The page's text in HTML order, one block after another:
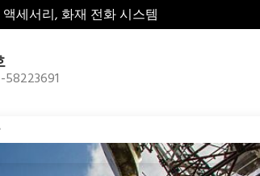
세서리, 화재 전화 시스템